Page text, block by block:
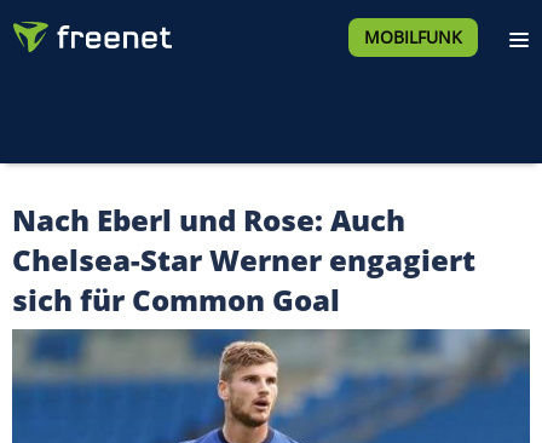
MOBILFUNK
Nach Eberl und Rose: Auch
Chelsea-Star Werner engagiert
sich für Common Goal